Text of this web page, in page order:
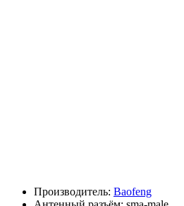
Производитель: Baofeng